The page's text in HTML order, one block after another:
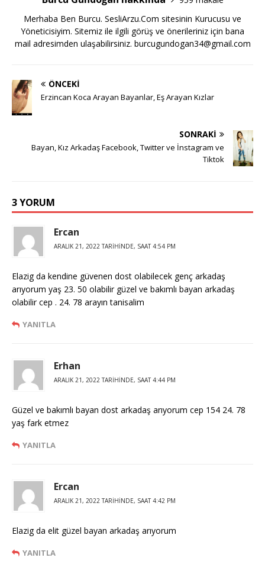
Merhaba Ben Burcu. SesliArzu.Com sitesinin Kurucusu ve
Yöneticisiyim. Sitemiz ile ilgili görüş ve önerileriniz için bana
mail adresimden ulaşabilirsiniz. burcugundogan34@gmail.com
ÖNCEKI
Erzincan Koca Arayan Bayanlar, Eş Arayan Kızlar
SONRAKI
Bayan, Kız Arkadaş Facebook, Twitter ve İnstagram ve
Tiktok
3 YORUM
Ercan
ARALIK 21, 2022 TARIHINDE, SAAT 4:54 PM
Elazig da kendine güvenen dost olabilecek genç arkadaş
arıyorum yaş 23. 50 olabilir güzel ve bakımlı bayan arkadaş
olabilir cep . 24. 78 arayın tanisalim
YANITLA
Erhan
ARALIK 21, 2022 TARIHINDE, SAAT 4:44 PM
Güzel ve bakımlı bayan dost arkadaş arıyorum cep 154 24. 78
yaş fark etmez
YANITLA
Ercan
ARALIK 21, 2022 TARIHINDE, SAAT 4:42 PM
Elazig da elit güzel bayan arkadaş arıyorum
YANITLA